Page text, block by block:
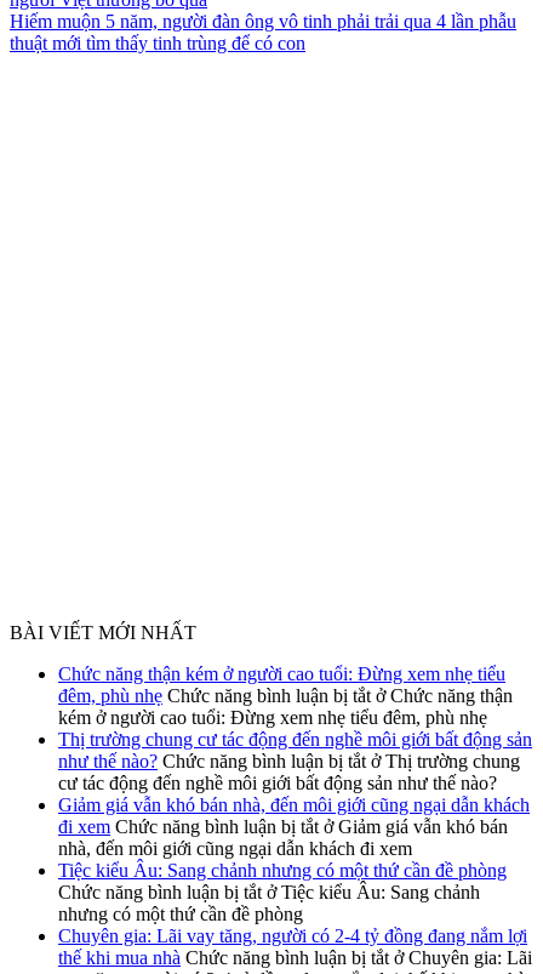
Hiếm muộn 5 năm, người đàn ông vô tinh phải trải qua 4 lần phẫu
thuật mới tìm thấy tinh trùng để có con
BÀI VIẾT MỚI NHẤT
Chức năng thận kém ở người cao tuổi: Đừng xem nhẹ tiểu
đêm, phù nhẹ Chức năng bình luận bị tắt ở Chức năng thận
kém ở người cao tuổi: Đừng xem nhẹ tiểu đêm, phù nhẹ
Thị trường chung cư tác động đến nghề môi giới bất động sản
như thế nào? Chức năng bình luận bị tắt ở Thị trường chung
cư tác động đến nghề môi giới bất động sản như thế nào?
Giảm giá vẫn khó bán nhà, đến môi giới cũng ngại dẫn khách
đi xem Chức năng bình luận bị tắt ở Giảm giá vẫn khó bán
nhà, đến môi giới cũng ngại dẫn khách đi xem
Tiệc kiểu Âu: Sang chảnh nhưng có một thứ cần đề phòng
Chức năng bình luận bị tắt ở Tiệc kiểu Âu: Sang chảnh
nhưng có một thứ cần đề phòng
Chuyên gia: Lãi vay tăng, người có 2-4 tỷ đồng đang nắm lợi
thế khi mua nhà Chức năng bình luận bị tắt ở Chuyên gia: Lãi